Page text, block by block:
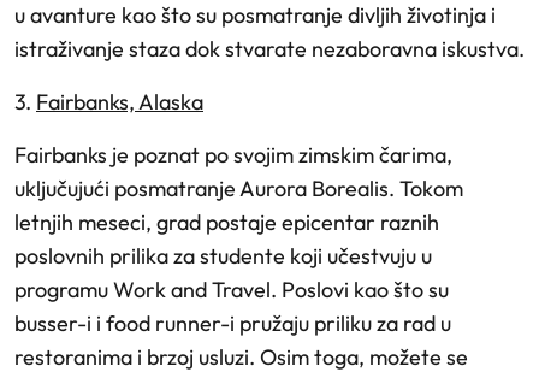
u avanture kao što su posmatranje divljih životinja i
istraživanje staza dok stvarate nezaboravna iskustva.
3. Fairbanks, Alaska
Fairbanks je poznat po svojim zimskim čarima,
uključujući posmatranje Aurora Borealis. Tokom
letnjih meseci, grad postaje epicentar raznih
poslovnih prilika za studente koji učestvuju u
programu Work and Travel. Poslovi kao što su
busser-i i food runner-i pružaju priliku za rad u
restoranima i brzoj usluzi. Osim toga, možete se